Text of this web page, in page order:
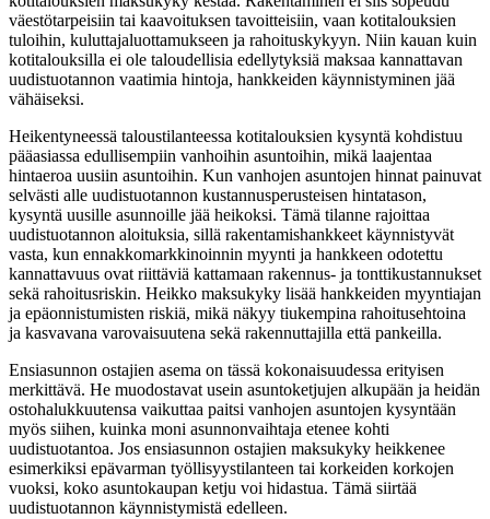
väestötarpeisiin tai kaavoituksen tavoitteisiin, vaan kotitalouksien
tuloihin, kuluttajaluottamukseen ja rahoituskykyyn. Niin kauan kuin
kotitalouksilla ei ole taloudellisia edellytyksiä maksaa kannattavan
uudistuotannon vaatimia hintoja, hankkeiden käynnistyminen jää
vähäiseksi.
Heikentyneessä taloustilanteessa kotitalouksien kysyntä kohdistuu
pääasiassa edullisempiin vanhoihin asuntoihin, mikä laajentaa
hintaeroa uusiin asuntoihin. Kun vanhojen asuntojen hinnat painuvat
selvästi alle uudistuotannon kustannusperusteisen hintatason,
kysyntä uusille asunnoille jää heikoksi. Tämä tilanne rajoittaa
uudistuotannon aloituksia, sillä rakentamishankkeet käynnistyvät
vasta, kun ennakkomarkkinoinnin myynti ja hankkeen odotettu
kannattavuus ovat riittäviä kattamaan rakennus- ja tonttikustannukset
sekä rahoitusriskin. Heikko maksukyky lisää hankkeiden myyntiajan
ja epäonnistumisten riskiä, mikä näkyy tiukempina rahoitusehtoina
ja kasvavana varovaisuutena sekä rakennuttajilla että pankeilla.
Ensiasunnon ostajien asema on tässä kokonaisuudessa erityisen
merkittävä. He muodostavat usein asuntoketjujen alkupään ja heidän
ostohalukkuutensa vaikuttaa paitsi vanhojen asuntojen kysyntään
myös siihen, kuinka moni asunnonvaihtaja etenee kohti
uudistuotantoa. Jos ensiasunnon ostajien maksukyky heikkenee
esimerkiksi epävarman työllisyystilanteen tai korkeiden korkojen
vuoksi, koko asuntokaupan ketju voi hidastua. Tämä siirtää
uudistuotannon käynnistymistä edelleen.